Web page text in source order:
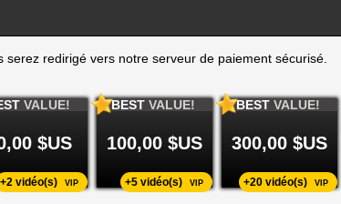
redirigé vers notre serveur de paiement sécurisé.
VALUE!
$US
+2 vidéo(s) VIP
BEST VALUE!
100,00 $US
+5 vidéo(s) VIP
BEST VALUE!
300,00 $US
+20 vidéo(s) VIP